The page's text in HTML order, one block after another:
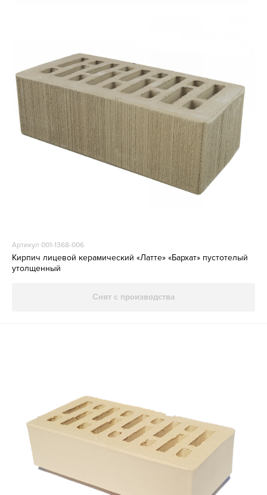
Артикул 001-1368-006
Кирпич лицевой керамический «Латте» «Бархат» пустотелый
утолщенный
Снят с производства